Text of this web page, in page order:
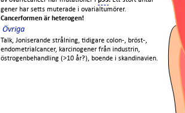
gener har setts muterade i ovarialtumörer.
Cancerformen är heterogen!
Övriga
Talk, Joniserande strålning, tidigare colon-, bröst-,
endometrialcancer, karcinogener från industrin,
östrogenbehandling (>10 år?), boende i skandinavien.